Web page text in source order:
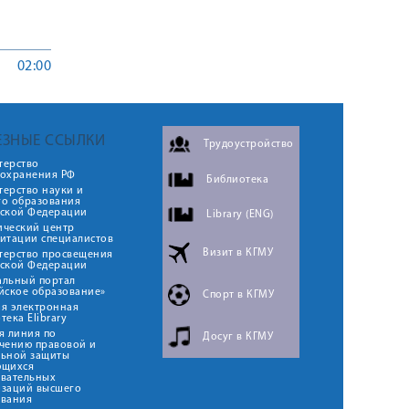
02:00
ССЫЛКИ
РФ
науки и
образования
Федерации
центр
специалистов
просвещения
Федерации
портал
образование»
электронная
Elibrary
линия по
правовой и
защиты
высшего
Трудоустройство
Библиотека
Library (ENG)
Визит в КГМУ
Спорт в КГМУ
Досуг в КГМУ